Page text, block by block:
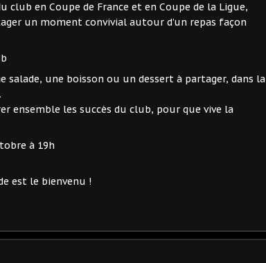
en Coupe de France et en Coupe de la Ligue,
un moment convivial autour d’un repas façon
une boisson ou un dessert à partager, dans la
ensemble les succès du club, pour que vive la
à 19h
est le bienvenu !